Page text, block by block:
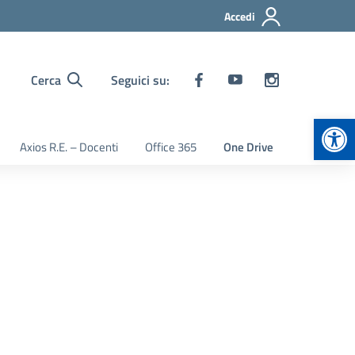
Accedi
Cerca Seguici su:
Axios R.E. – Docenti Office 365 One Drive